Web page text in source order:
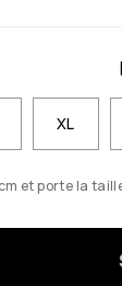
XL
et porte la